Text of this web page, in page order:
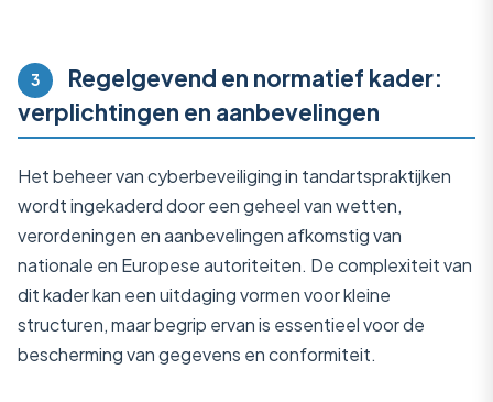
3
Regelgevend en normatief kader:
verplichtingen en aanbevelingen
Het beheer van cyberbeveiliging in tandartspraktijken
wordt ingekaderd door een geheel van wetten,
verordeningen en aanbevelingen afkomstig van
nationale en Europese autoriteiten. De complexiteit van
dit kader kan een uitdaging vormen voor kleine
structuren, maar begrip ervan is essentieel voor de
bescherming van gegevens en conformiteit.